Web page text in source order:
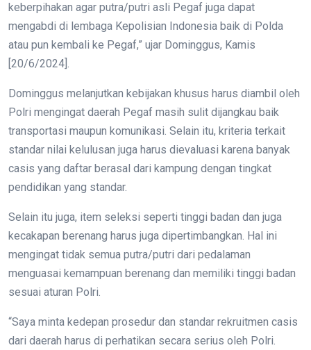
keberpihakan agar putra/putri asli Pegaf juga dapat
mengabdi di lembaga Kepolisian Indonesia baik di Polda
atau pun kembali ke Pegaf,” ujar Dominggus, Kamis
[20/6/2024].
Dominggus melanjutkan kebijakan khusus harus diambil oleh
Polri mengingat daerah Pegaf masih sulit dijangkau baik
transportasi maupun komunikasi. Selain itu, kriteria terkait
standar nilai kelulusan juga harus dievaluasi karena banyak
casis yang daftar berasal dari kampung dengan tingkat
pendidikan yang standar.
Selain itu juga, item seleksi seperti tinggi badan dan juga
kecakapan berenang harus juga dipertimbangkan. Hal ini
mengingat tidak semua putra/putri dari pedalaman
menguasai kemampuan berenang dan memiliki tinggi badan
sesuai aturan Polri.
“Saya minta kedepan prosedur dan standar rekruitmen casis
dari daerah harus di perhatikan secara serius oleh Polri.